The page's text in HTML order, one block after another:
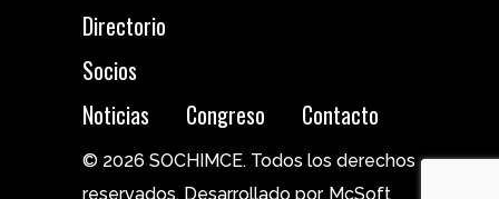
Directorio
Socios
Noticias
Congreso Contacto
© 2026 SOCHIMCE. Todos los derechos
reservados. Desarrollado por McSoft